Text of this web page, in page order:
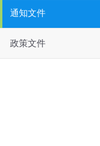
通知文件
政策文件